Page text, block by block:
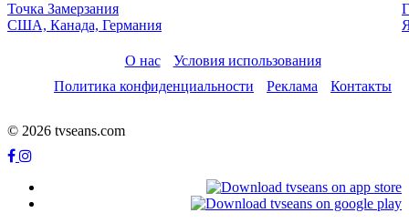
Точка Замерзания
США, Канада, Германия
О нас
Условия использования
Политика конфиденциальности
Реклама Контакты
© 2026 tvseans.com